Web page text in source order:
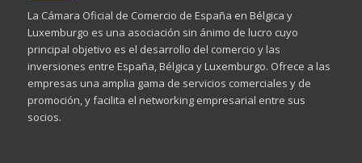
La Cámara Oficial de Comercio de España en Bélgica y
Luxemburgo es una asociación sin ánimo de lucro cuyo
principal objetivo es el desarrollo del comercio y las
inversiones entre España, Bélgica y Luxemburgo. Ofrece a las
empresas una amplia gama de servicios comerciales y de
promoción, y facilita el networking empresarial entre sus
socios.